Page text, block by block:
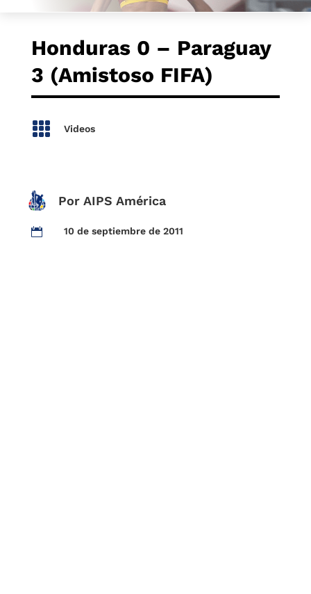
Honduras 0 – Paraguay
3 (Amistoso FIFA)
 Videos
Por AIPS América
 10 de septiembre de 2011